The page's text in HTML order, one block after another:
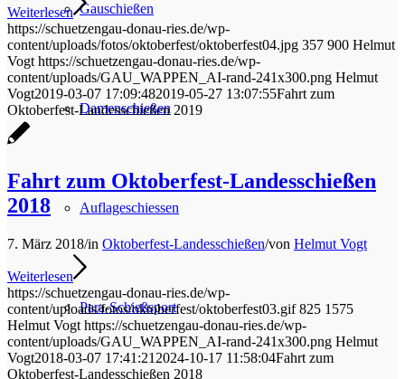
Gauschießen
Damenschießen
Auflageschiessen
Para-Schießsport
Weiterlesen
https://schuetzengau-donau-ries.de/wp-
content/uploads/fotos/oktoberfest/oktoberfest04.jpg 357 900 Helmut
Vogt https://schuetzengau-donau-ries.de/wp-
content/uploads/GAU_WAPPEN_AI-rand-241x300.png Helmut
Vogt2019-03-07 17:09:482019-05-27 13:07:55Fahrt zum
Oktoberfest-Landesschießen 2019
Fahrt zum Oktoberfest-Landesschießen
2018
7. März 2018/in Oktoberfest-Landesschießen/von Helmut Vogt
Weiterlesen
https://schuetzengau-donau-ries.de/wp-
content/uploads/fotos/oktoberfest/oktoberfest03.gif 825 1575
Helmut Vogt https://schuetzengau-donau-ries.de/wp-
content/uploads/GAU_WAPPEN_AI-rand-241x300.png Helmut
Vogt2018-03-07 17:41:21 2024-10-17 11:58:04Fahrt zum
Oktoberfest-Landesschießen 2018